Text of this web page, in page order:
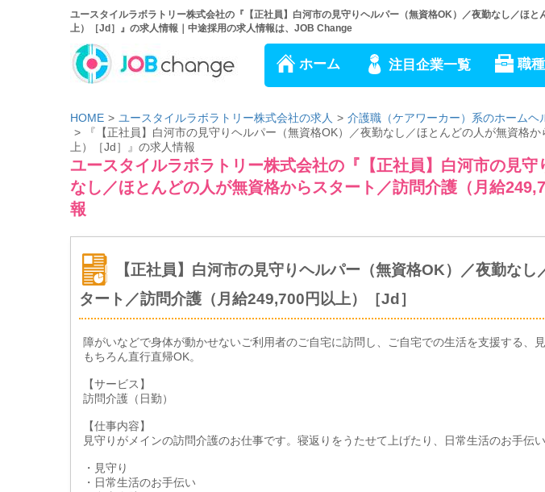
ユースタイルラボラトリー株式会社の『【正社員】白河市の見守りヘルパー（無資格OK）／夜勤なし／ほ
上）［Jd］』の求人情報｜中途採用の求人情報は、JOB Change
ホーム 注目企業一覧 職
HOME ユースタイルラボラトリー株式会社の求人
介護職（ケアワーカー）系のホームヘ
『【正社員】白河市の見守りヘルパー（無資格OK）／夜勤なし／ほとんどの人が無資格
上）［Jd］』の求人情報
ユースタイルラボラトリー株式会社の『【正社員】白河市の見
なし／ほとんどの人が無資格からスタート／訪問介護（月給
報
【正社員】白河市の見守りヘルパー（無資格OK）／夜勤な
タート／訪問介護（月給249,700円以上）［Jd］
障がいなどで身体が動かせないご利用者のご自宅に訪問し、ご自宅での生活を支援する、
もちろん直行直帰OK。
【サービス】
訪問介護（日勤）
【仕事内容】
見守りがメインの訪問介護のお仕事です。寝返りをうたせて上げたり、日常生活のお手伝
・見守り
・日常生活のお手伝い